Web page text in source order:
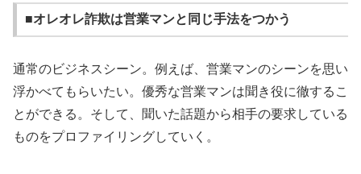
■オレオレ詐欺は営業マンと同じ手法をつかう
通常のビジネスシーン。例えば、営業マンのシーンを思い
浮かべてもらいたい。優秀な営業マンは聞き役に徹するこ
とができる。そして、聞いた話題から相手の要求している
ものをプロファイリングしていく。